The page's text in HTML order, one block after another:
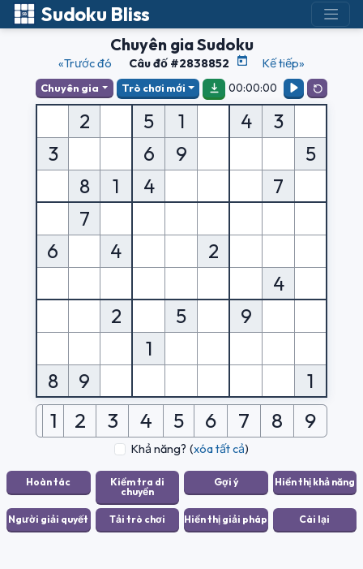
Sudoku Bliss
Chuyên gia Sudoku
«Trước đó Câu đố #2838852 Kế tiếp»
Chuyên gia Trò chơi mới 00:00:00
2 5 1 4
3
3
6 9
5
8
1 4
7
7
6
4
2
4
2
5
9
1
8
9 1
1 2 3 4 5 6 7 8 9
Khả năng? (xóa tất cả)